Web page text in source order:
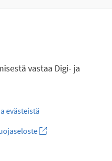
vastaa Digi- ja
evästeistä